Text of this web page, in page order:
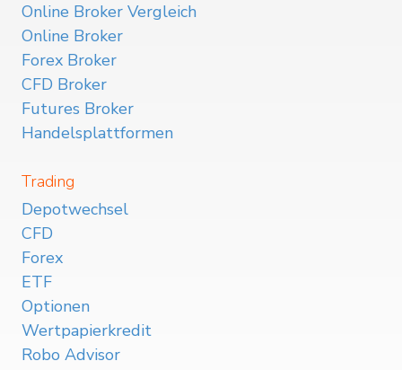
Online Broker Vergleich
Online Broker
Forex Broker
CFD Broker
Futures Broker
Handelsplattformen
Trading
Depotwechsel
CFD
Forex
ETF
Optionen
Wertpapierkredit
Robo Advisor